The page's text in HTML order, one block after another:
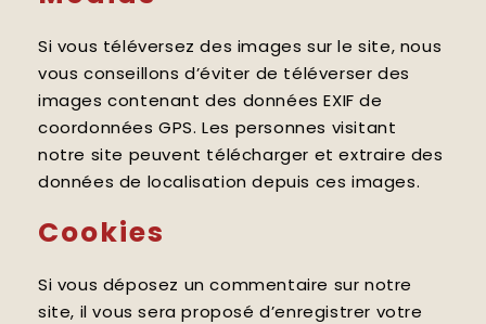
Si vous téléversez des images sur le site, nous
vous conseillons d’éviter de téléverser des
images contenant des données EXIF de
coordonnées GPS. Les personnes visitant
notre site peuvent télécharger et extraire des
données de localisation depuis ces images.
Cookies
Si vous déposez un commentaire sur notre
site, il vous sera proposé d’enregistrer votre